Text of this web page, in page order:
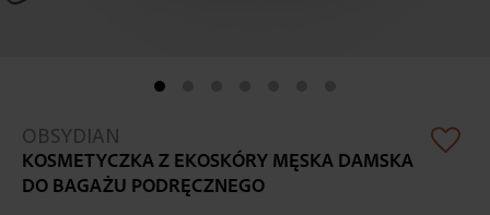
beginning
OBSYDIAN
KOSMETYCZKA Z EKOSKÓRY MĘSKA DAMSKA
DO BAGAŻU PODRĘCZNEGO